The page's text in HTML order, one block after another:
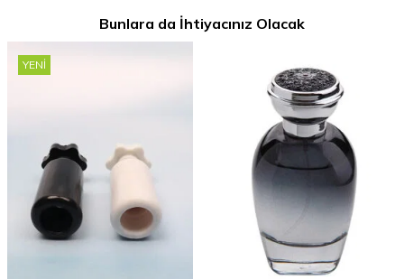
Bunlara da İhtiyacınız Olacak
YENI